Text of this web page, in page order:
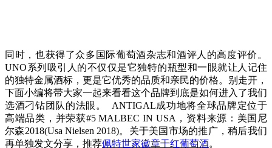
同时，也获得了众多国际葡萄酒杂志和酒评人的高度评价。
UNO系列吸引人的不仅仅是它独特的瓶型和一眼就让人记住
的独特金属酒标，更是它优秀的品质和亲民的价格。别走开，
下面小编将带大家一起来看看这个品牌到底是如何进入了我们
选酒刁钻团队的法眼。 ANTIGAL成功地将全球品牌定位于
高端品类，并荣获#5 MALBEC IN USA，资料来源：美国尼
尔森2018(Usa Nielsen 2018)。关于美国市场的推广，稍后我们
再单独发文分享，推荐佩特世家徽章干红葡萄酒。